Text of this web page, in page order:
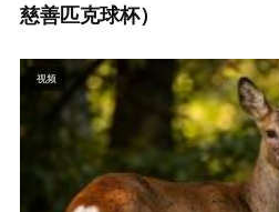
慈善匹克球杯）
视频